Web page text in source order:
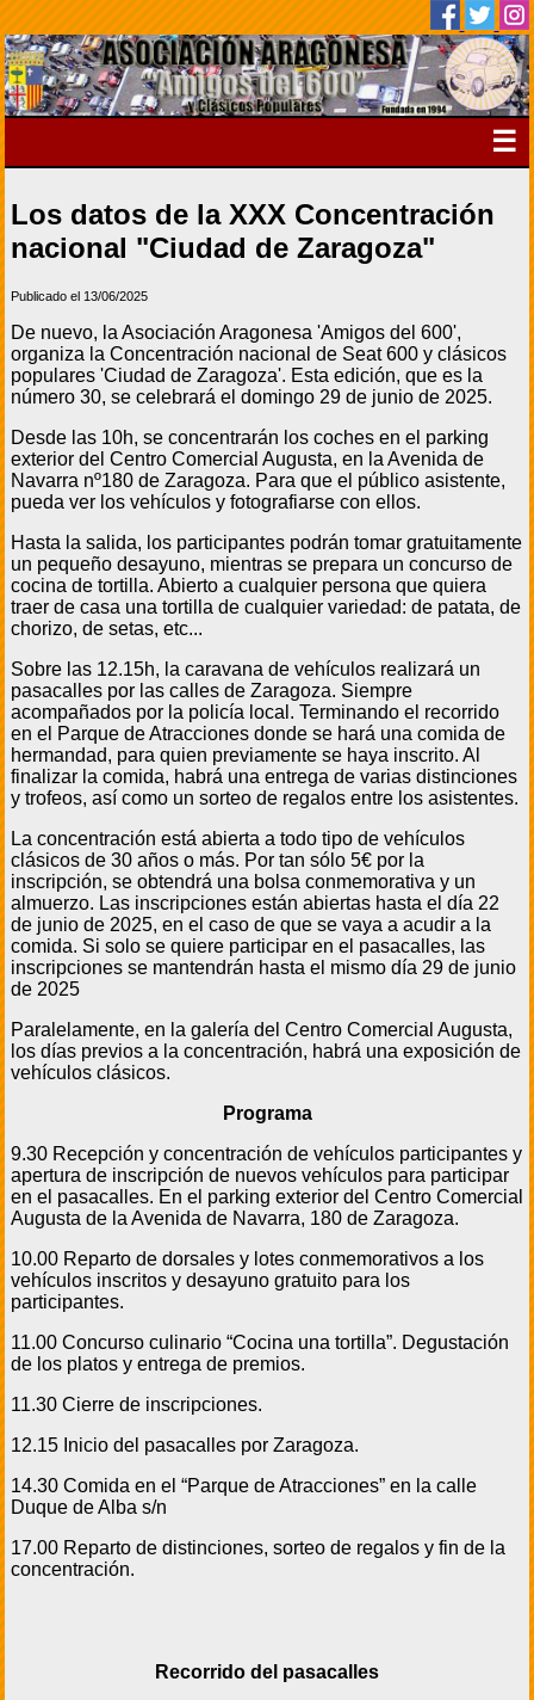
☰
Los datos de la XXX Concentración
nacional "Ciudad de Zaragoza"
Publicado el 13/06/2025
De nuevo, la Asociación Aragonesa 'Amigos del 600',
organiza la Concentración nacional de Seat 600 y clásicos
populares 'Ciudad de Zaragoza'. Esta edición, que es la
número 30, se celebrará el domingo 29 de junio de 2025.
Desde las 10h, se concentrarán los coches en el parking
exterior del Centro Comercial Augusta, en la Avenida de
Navarra nº180 de Zaragoza. Para que el público asistente,
pueda ver los vehículos y fotografiarse con ellos.
Hasta la salida, los participantes podrán tomar gratuitamente
un pequeño desayuno, mientras se prepara un concurso de
cocina de tortilla. Abierto a cualquier persona que quiera
traer de casa una tortilla de cualquier variedad: de patata, de
chorizo, de setas, etc...
Sobre las 12.15h, la caravana de vehículos realizará un
pasacalles por las calles de Zaragoza. Siempre
acompañados por la policía local. Terminando el recorrido
en el Parque de Atracciones donde se hará una comida de
hermandad, para quien previamente se haya inscrito. Al
finalizar la comida, habrá una entrega de varias distinciones
y trofeos, así como un sorteo de regalos entre los asistentes.
La concentración está abierta a todo tipo de vehículos
clásicos de 30 años o más. Por tan sólo 5€ por la
inscripción, se obtendrá una bolsa conmemorativa y un
almuerzo. Las inscripciones están abiertas hasta el día 22
de junio de 2025, en el caso de que se vaya a acudir a la
comida. Si solo se quiere participar en el pasacalles, las
inscripciones se mantendrán hasta el mismo día 29 de junio
de 2025
Paralelamente, en la galería del Centro Comercial Augusta,
los días previos a la concentración, habrá una exposición de
vehículos clásicos.
Programa
9.30 Recepción y concentración de vehículos participantes y
apertura de inscripción de nuevos vehículos para participar
en el pasacalles. En el parking exterior del Centro Comercial
Augusta de la Avenida de Navarra, 180 de Zaragoza.
10.00 Reparto de dorsales y lotes conmemorativos a los
vehículos inscritos y desayuno gratuito para los
participantes.
11.00 Concurso culinario “Cocina una tortilla”. Degustación
de los platos y entrega de premios.
11.30 Cierre de inscripciones.
12.15 Inicio del pasacalles por Zaragoza.
14.30 Comida en el “Parque de Atracciones” en la calle
Duque de Alba s/n
17.00 Reparto de distinciones, sorteo de regalos y fin de la
concentración.
Recorrido del pasacalles